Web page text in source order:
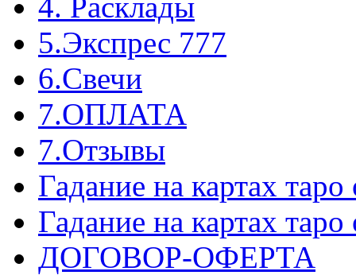
5.Экспрес 777
6.Свечи
7.ОПЛАТА
7.Отзывы
Гадание на картах
Гадание на картах
ДОГОВОР-ОФЕРТА